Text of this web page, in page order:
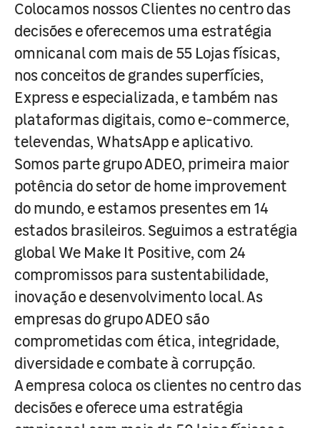
Colocamos nossos Clientes no centro das
decisões e oferecemos uma estratégia
omnicanal com mais de 55 Lojas físicas,
nos conceitos de grandes superfícies,
Express e especializada, e também nas
plataformas digitais, como e-commerce,
televendas, WhatsApp e aplicativo.
Somos parte grupo ADEO, primeira maior
potência do setor de home improvement
do mundo, e estamos presentes em 14
estados brasileiros. Seguimos a estratégia
global We Make It Positive, com 24
compromissos para sustentabilidade,
inovação e desenvolvimento local. As
empresas do grupo ADEO são
comprometidas com ética, integridade,
diversidade e combate à corrupção.
A empresa coloca os clientes no centro das
decisões e oferece uma estratégia